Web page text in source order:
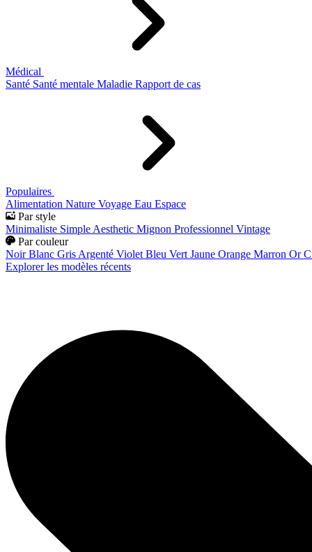
Médical
Santé Santé mentale Maladie Rapport de cas
Populaires
Alimentation Nature Voyage Eau Espace
Par style
Minimaliste Simple Aesthetic Mignon Professionnel Vintage
Par couleur
Noir Blanc Gris Argenté Violet Bleu Vert Jaune Orange Marron Or
Explorer les modèles récents